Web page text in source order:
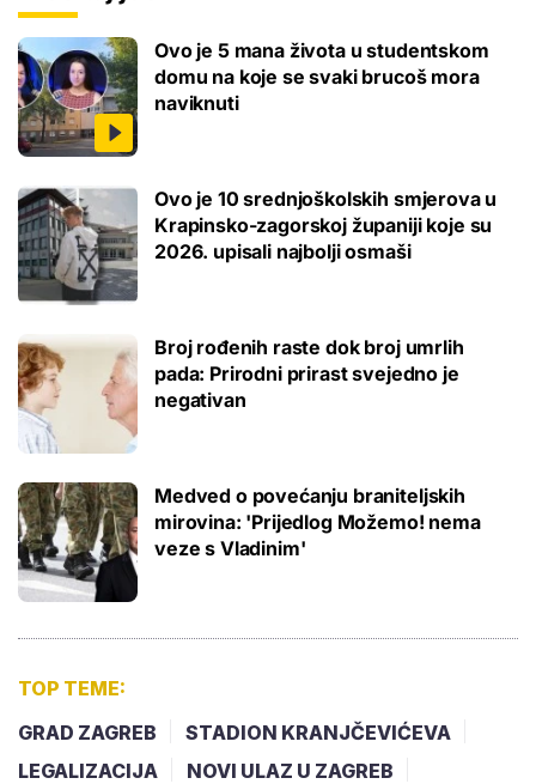
Ovo je 5 mana života u studentskom
domu na koje se svaki brucoš mora
naviknuti
Ovo je 10 srednjoškolskih smjerova u
Krapinsko-zagorskoj županiji koje su
2026. upisali najbolji osmaši
Broj rođenih raste dok broj umrlih
pada: Prirodni prirast svejedno je
negativan
Medved o povećanju braniteljskih
mirovina: 'Prijedlog Možemo! nema
veze s Vladinim'
TOP TEME:
GRAD ZAGREB
STADION KRANJČEVIĆEVA
LEGALIZACIJA
NOVI ULAZ U ZAGREB